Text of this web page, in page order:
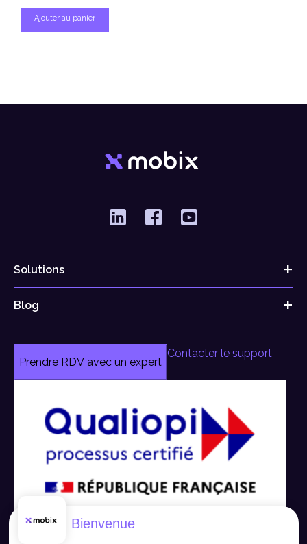
Ajouter au panier
Solutions
Blog
Prendre RDV avec un expert
Contacter le support
Bienvenue